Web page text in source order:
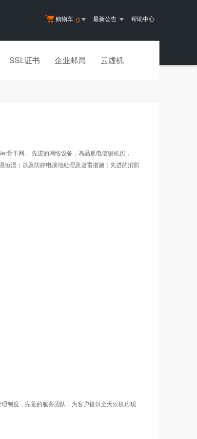
购物车 0 最新公告 帮助中心
SSL证书 企业邮局 云虚机
干网。 先进的网络设备，高品质电信级机房，
恒湿；以及防静电接地处理及避雷措施；先进的消防
制度，完善的服务团队，为客户提供全天侯机房现